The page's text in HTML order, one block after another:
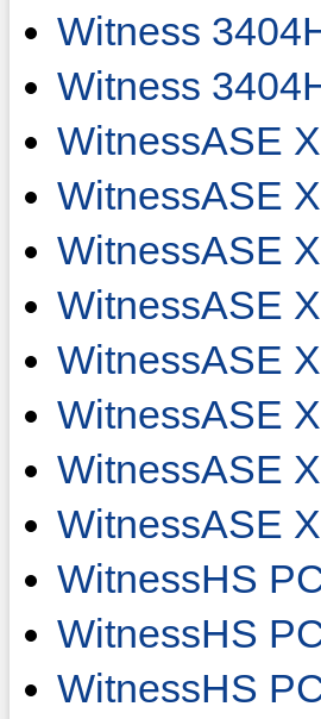
Witness
Witness
WitnessASE
WitnessASE
WitnessASE
WitnessASE
WitnessASE
WitnessASE
WitnessASE
WitnessASE
WitnessHS
WitnessHS
WitnessHS